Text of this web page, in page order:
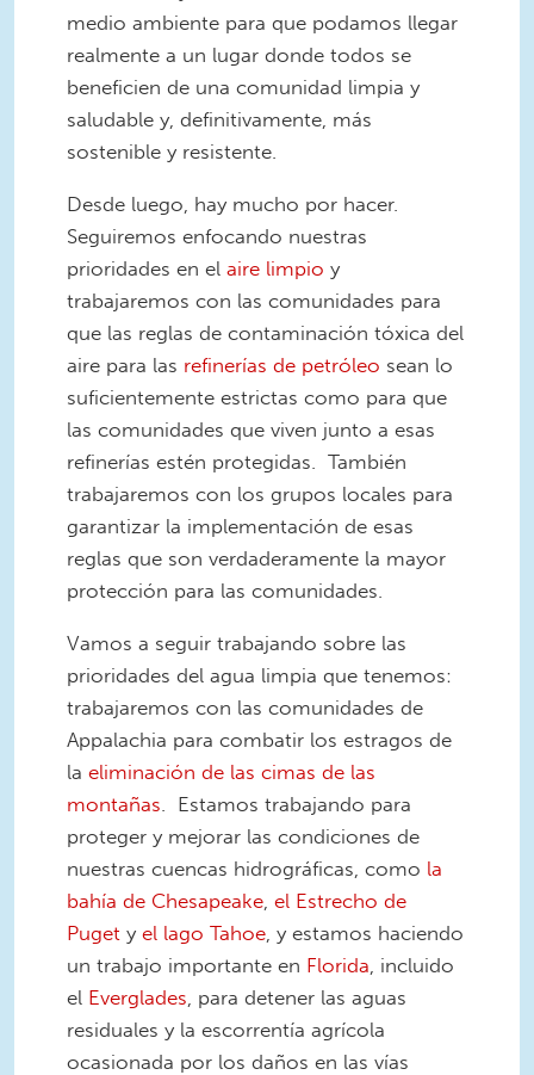
medio ambiente para que podamos llegar
realmente a un lugar donde todos se
beneficien de una comunidad limpia y
saludable y, definitivamente, más
sostenible y resistente.
Desde luego, hay mucho por hacer.
Seguiremos enfocando nuestras
prioridades en el aire limpio y
trabajaremos con las comunidades para
que las reglas de contaminación tóxica del
aire para las refinerías de petróleo sean lo
suficientemente estrictas como para que
las comunidades que viven junto a esas
refinerías estén protegidas. También
trabajaremos con los grupos locales para
garantizar la implementación de esas
reglas que son verdaderamente la mayor
protección para las comunidades.
Vamos a seguir trabajando sobre las
prioridades del agua limpia que tenemos:
trabajaremos con las comunidades de
Appalachia para combatir los estragos de
la eliminación de las cimas de las
montañas . Estamos trabajando para
proteger y mejorar las condiciones de
nuestras cuencas hidrográficas, como la
bahía de Chesapeake el Estrecho de
Puget y el lago Tahoe , y estamos haciendo
un trabajo importante en Florida , incluido
el Everglades , para detener las aguas
residuales y la escorrentía agrícola
ocasionada por los daños en las vías